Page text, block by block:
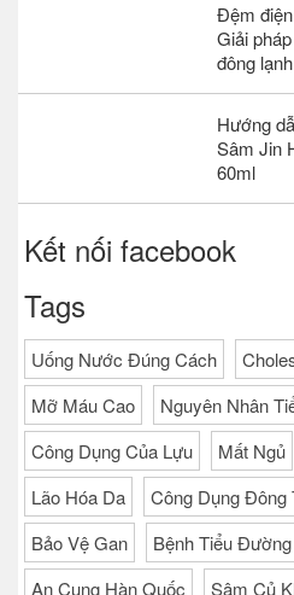
Đệm
Giải
đông lạnh
Hướng
Sâm Jin
60ml
Kết nối facebook
Tags
Uống Nước Đúng Cách
Mỡ Máu Cao
Nguyên Nhân